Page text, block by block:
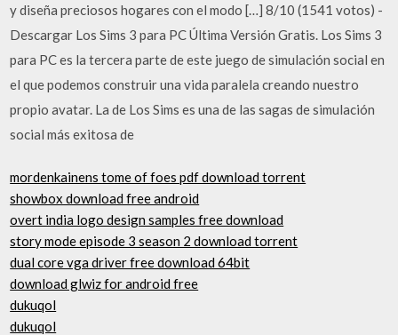
y diseña preciosos hogares con el modo […] 8/10 (1541 votos) -
Descargar Los Sims 3 para PC Última Versión Gratis. Los Sims 3
para PC es la tercera parte de este juego de simulación social en
el que podemos construir una vida paralela creando nuestro
propio avatar. La de Los Sims es una de las sagas de simulación
social más exitosa de
mordenkainens tome of foes pdf download torrent
showbox download free android
overt india logo design samples free download
story mode episode 3 season 2 download torrent
dual core vga driver free download 64bit
download glwiz for android free
dukuqol
dukuqol